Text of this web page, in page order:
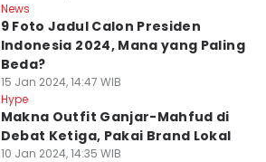
News
9 Foto Jadul Calon Presiden
Indonesia 2024, Mana yang Paling
Beda?
15 Jan 2024, 14:47 WIB
Hype
Makna Outfit Ganjar-Mahfud di
Debat Ketiga, Pakai Brand Lokal
10 Jan 2024, 14:35 WIB